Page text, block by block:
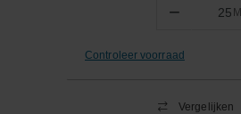
− Aantal
Controleer voorraad
Vergelijken